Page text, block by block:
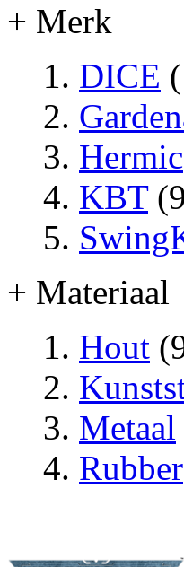
+ Merk
DICE
Hermic
KBT
+ Materiaal
Hout
Metaal
Rubber